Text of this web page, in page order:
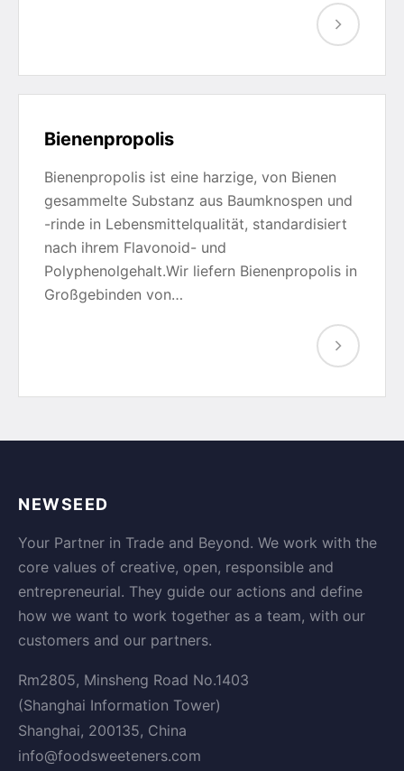
Bienenpropolis
Bienenpropolis ist eine harzige, von Bienen
gesammelte Substanz aus Baumknospen und
-rinde in Lebensmittelqualität, standardisiert
nach ihrem Flavonoid- und
Polyphenolgehalt.Wir liefern Bienenpropolis in
Großgebinden von…
NEWSEED
Your Partner in Trade and Beyond. We work with the
core values of creative, open, responsible and
entrepreneurial. They guide our actions and define
how we want to work together as a team, with our
customers and our partners.
Rm2805, Minsheng Road No.1403
(Shanghai Information Tower)
Shanghai, 200135, China
info@foodsweeteners.com